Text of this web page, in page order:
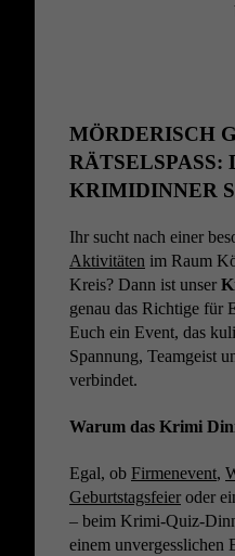
MÖRDERISCH
RÄTSELSPASS:
RIMIDINNER
Ihr sucht nach einer
Aktivitäten im Raum
Kreis? Dann ist unser
genau das Richtige für
Euch ein Event, das
Spannung, Teamgeist
verbindet.
Warum das Krimi
Egal, ob Firmenevent,
Geburtstagsfeier oder
– beim Krimi-Quiz-
einem unvergesslichen